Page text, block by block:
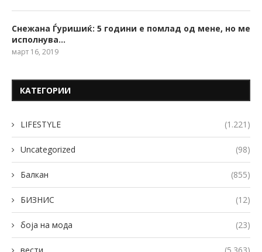
Снежана Ѓуришиќ: 5 години е помлад од мене, но ме
исполнува…
март 16, 2019
КАТЕГОРИИ
LIFESTYLE (1.221)
Uncategorized (98)
Балкан (855)
БИЗНИС (12)
боја на мода (23)